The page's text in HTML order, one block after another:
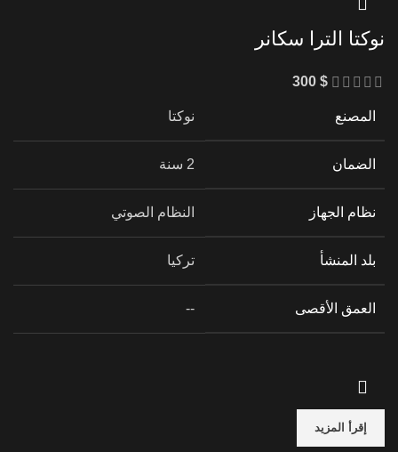
نوكتا الترا سكانر
300 $
المصنع نوكتا
الضمان 2 سنة
نظام الجهاز النظام الصوتي
بلد المنشأ تركيا
العمق الأقصى --
إقرأ المزيد